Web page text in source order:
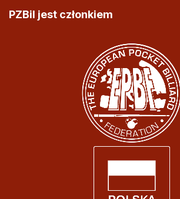
PZBil jest członkiem